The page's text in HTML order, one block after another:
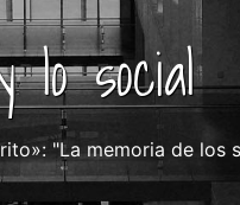
lo social
"La memoria de los